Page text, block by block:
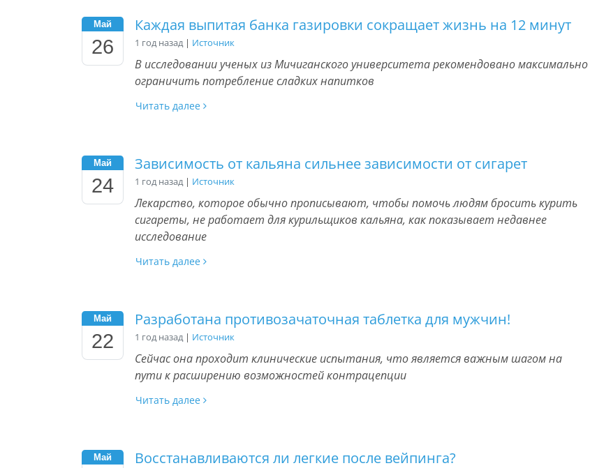
Май
26
Каждая выпитая банка газировки сокращает жизнь на 12 минут
1 год назад | Источник
В исследовании ученых из Мичиганского университета рекомендовано максимально
ограничить потребление сладких напитков
Читать далее
Май
24
Зависимость от кальяна сильнее зависимости от сигарет
1 год назад | Источник
Лекарство, которое обычно прописывают, чтобы помочь людям бросить курить
сигареты, не работает для курильщиков кальяна, как показывает недавнее
исследование
Читать далее
Май
22
Разработана противозачаточная таблетка для мужчин!
1 год назад | Источник
Сейчас она проходит клинические испытания, что является важным шагом на
пути к расширению возможностей контрацепции
Читать далее
Май Восстанавливаются ли легкие после вейпинга?